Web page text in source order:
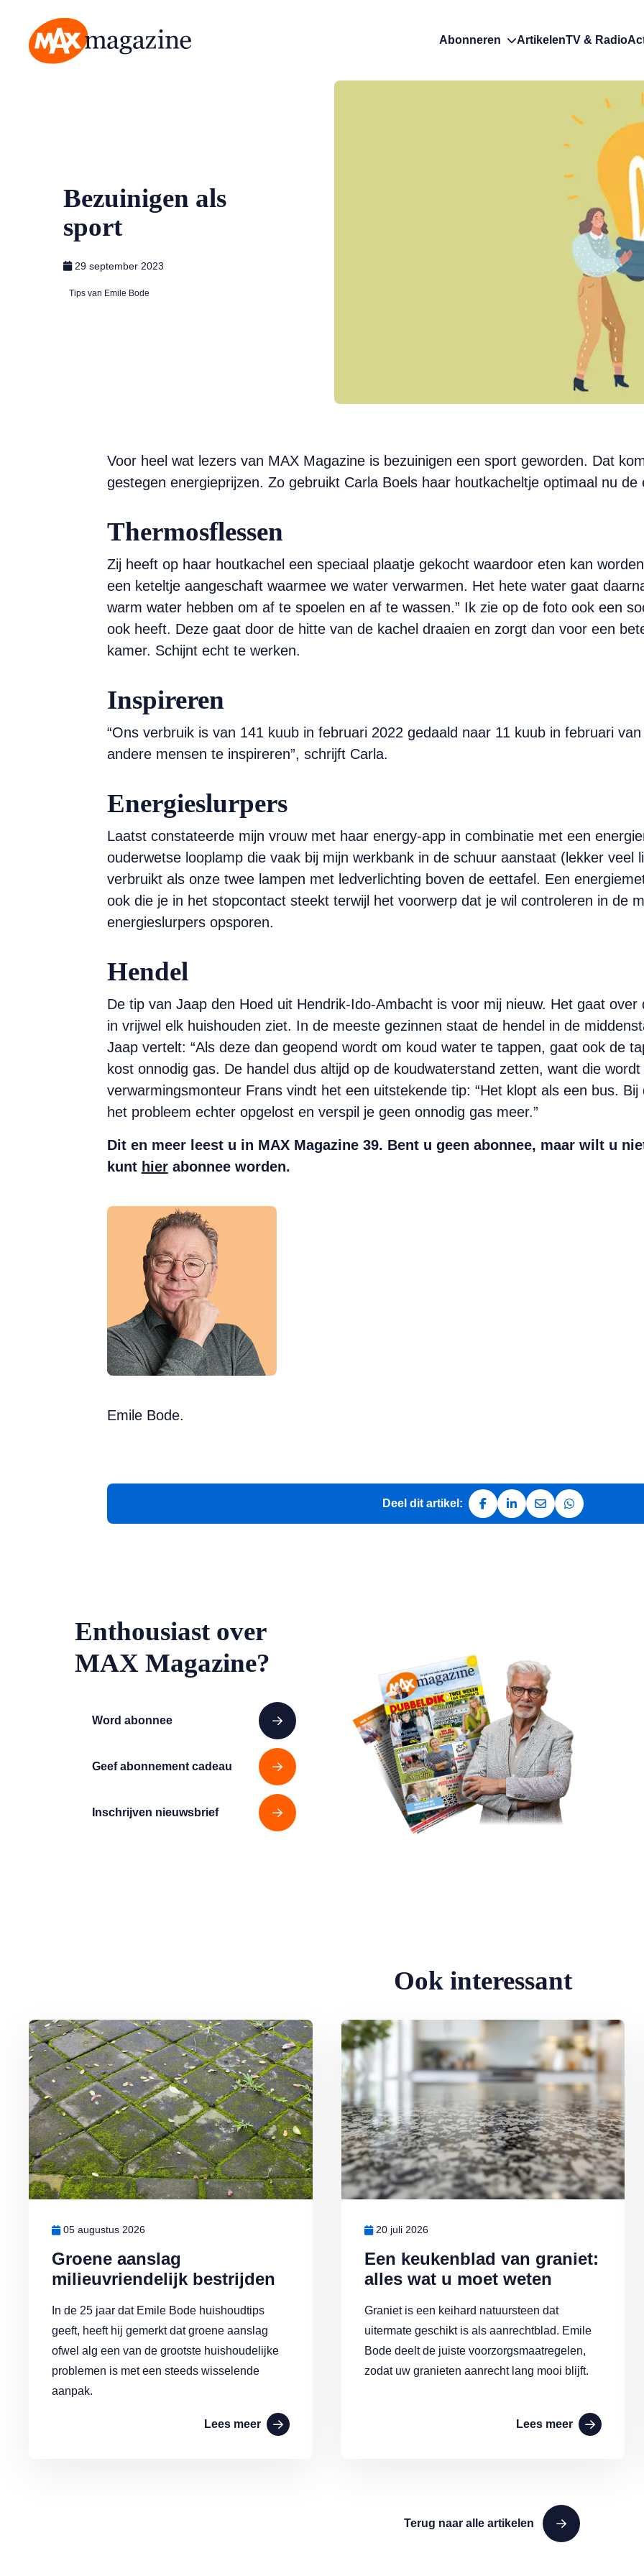
Abonneren ArtikelenTV & Radio
Bezuinigen als
sport
29 september 2023
Tips van Emile Bode
Voor heel wat lezers van MAX Magazine is bezuinigen een sport geworden. Dat
gestegen energieprijzen. Zo gebruikt Carla Boels haar houtkacheltje optimaal nu
Thermosflessen
Zij heeft op haar houtkachel een speciaal plaatje gekocht waardoor eten kan
een keteltje aangeschaft waarmee we water verwarmen. Het hete water gaat
warm water hebben om af te spoelen en af te wassen.” Ik zie op de foto ook een
ook heeft. Deze gaat door de hitte van de kachel draaien en zorgt dan voor een
kamer. Schijnt echt te werken.
Inspireren
“Ons verbruik is van 141 kuub in februari 2022 gedaald naar 11 kuub in februari
andere mensen te inspireren”, schrijft Carla.
Energieslurpers
Laatst constateerde mijn vrouw met haar energy-app in combinatie met een
ouderwetse looplamp die vaak bij mijn werkbank in de schuur aanstaat (lekker veel
verbruikt als onze twee lampen met ledverlichting boven de eettafel. Een
ook die je in het stopcontact steekt terwijl het voorwerp dat je wil controleren in de
energieslurpers opsporen.
Hendel
De tip van Jaap den Hoed uit Hendrik-Ido-Ambacht is voor mij nieuw. Het gaat
in vrijwel elk huishouden ziet. In de meeste gezinnen staat de hendel in de
Jaap vertelt: “Als deze dan geopend wordt om koud water te tappen, gaat ook de
kost onnodig gas. De handel dus altijd op de koudwaterstand zetten, want die
verwarmingsmonteur Frans vindt het een uitstekende tip: “Het klopt als een bus.
het probleem echter opgelost en verspil je geen onnodig gas meer.”
Dit en meer leest u in MAX Magazine 39. Bent u geen abonnee, maar wilt u
kunt hierabonnee worden.
Emile Bode.
Deel dit artikel:
Deel op Facebook
Deel op LinkedIn
Deel via e-mail
Deel via
Enthousiast over
MAX Magazine?
Word abonnee
Geef abonnement cadeau
Inschrijven nieuwsbrief
Ook interessant
Groene aanslag
milieuvriendelijk bestrijden
05 augustus 2026
In de 25 jaar dat Emile Bode huishoudtips
geeft, heeft hij gemerkt dat groene aanslag
ofwel alg een van de grootste huishoudelijke
problemen is met een steeds wisselende
aanpak.
Lees meer
Lees meer over Groene aanslag milieuvriendelijk bestrijden
Een keukenblad van graniet:
alles wat u moet weten
20 juli 2026
Graniet is een keihard natuursteen dat
uitermate geschikt is als aanrechtblad. Emile
Bode deelt de juiste voorzorgsmaatregelen,
zodat uw granieten aanrecht lang mooi blijft.
Lees meer
Lees meer over Een keukenblad van graniet: alles wat u moet
Terug naar alle artikelen